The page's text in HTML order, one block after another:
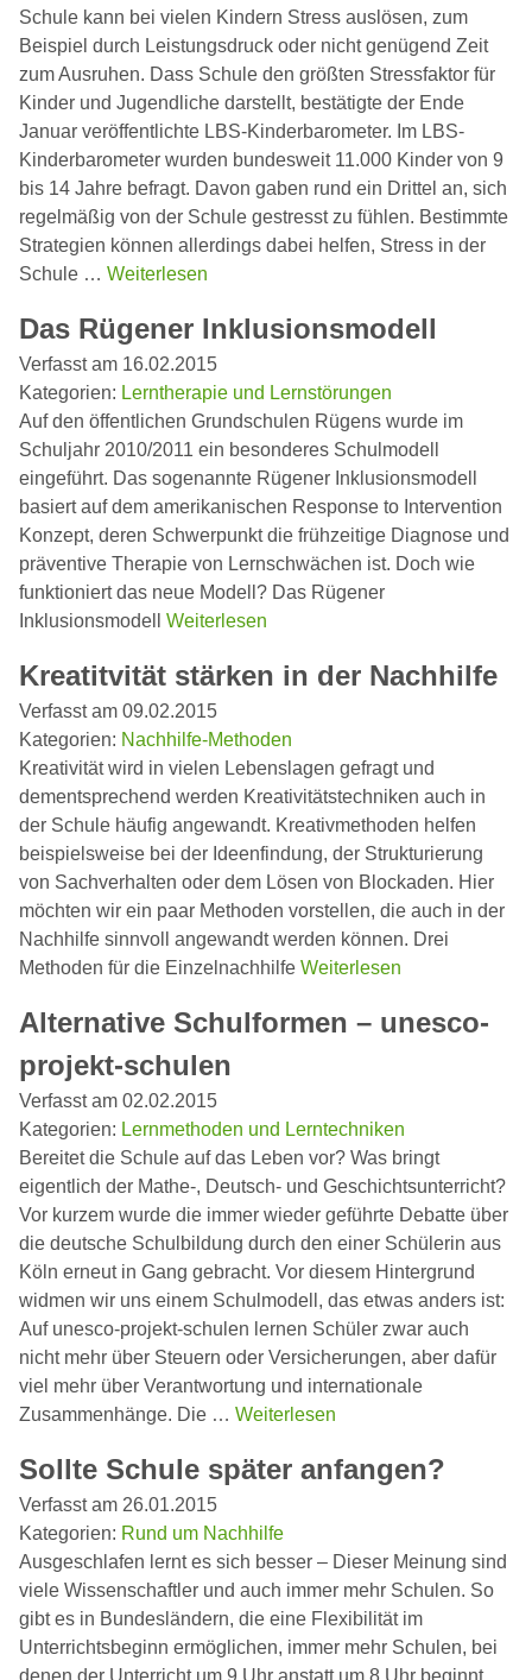
Schule kann bei vielen Kindern Stress auslösen, zum
Beispiel durch Leistungsdruck oder nicht genügend Zeit
zum Ausruhen. Dass Schule den größten Stressfaktor für
Kinder und Jugendliche darstellt, bestätigte der Ende
Januar veröffentlichte LBS-Kinderbarometer. Im LBS-
Kinderbarometer wurden bundesweit 11.000 Kinder von 9
bis 14 Jahre befragt. Davon gaben rund ein Drittel an, sich
regelmäßig von der Schule gestresst zu fühlen. Bestimmte
Strategien können allerdings dabei helfen, Stress in der
Schule … Weiterlesen
Das Rügener Inklusionsmodell
Verfasst am 16.02.2015
Kategorien: Lerntherapie und Lernstörungen
Auf den öffentlichen Grundschulen Rügens wurde im
Schuljahr 2010/2011 ein besonderes Schulmodell
eingeführt. Das sogenannte Rügener Inklusionsmodell
basiert auf dem amerikanischen Response to Intervention
Konzept, deren Schwerpunkt die frühzeitige Diagnose und
präventive Therapie von Lernschwächen ist. Doch wie
funktioniert das neue Modell? Das Rügener
Inklusionsmodell Weiterlesen
Kreatitvität stärken in der Nachhilfe
Verfasst am 09.02.2015
Kategorien: Nachhilfe-Methoden
Kreativität wird in vielen Lebenslagen gefragt und
dementsprechend werden Kreativitätstechniken auch in
der Schule häufig angewandt. Kreativmethoden helfen
beispielsweise bei der Ideenfindung, der Strukturierung
von Sachverhalten oder dem Lösen von Blockaden. Hier
möchten wir ein paar Methoden vorstellen, die auch in der
Nachhilfe sinnvoll angewandt werden können. Drei
Methoden für die Einzelnachhilfe Weiterlesen
Alternative Schulformen – unesco-
projekt-schulen
Verfasst am 02.02.2015
Kategorien: Lernmethoden und Lerntechniken
Bereitet die Schule auf das Leben vor? Was bringt
eigentlich der Mathe-, Deutsch- und Geschichtsunterricht?
Vor kurzem wurde die immer wieder geführte Debatte über
die deutsche Schulbildung durch den einer Schülerin aus
Köln erneut in Gang gebracht. Vor diesem Hintergrund
widmen wir uns einem Schulmodell, das etwas anders ist:
Auf unesco-projekt-schulen lernen Schüler zwar auch
nicht mehr über Steuern oder Versicherungen, aber dafür
viel mehr über Verantwortung und internationale
Zusammenhänge. Die … Weiterlesen
Sollte Schule später anfangen?
Verfasst am 26.01.2015
Kategorien: Rund um Nachhilfe
Ausgeschlafen lernt es sich besser – Dieser Meinung sind
viele Wissenschaftler und auch immer mehr Schulen. So
gibt es in Bundesländern, die eine Flexibilität im
Unterrichtsbeginn ermöglichen, immer mehr Schulen, bei
denen der Unterricht um 9 Uhr anstatt um 8 Uhr beginnt.